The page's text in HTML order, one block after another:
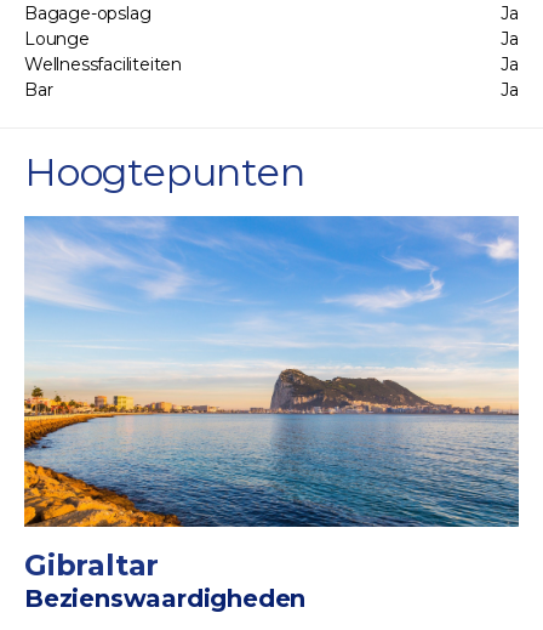
Bagage-opslag
Ja
Lounge
Ja
Wellnessfaciliteiten
Ja
Bar
Ja
Hoogtepunten
Gibraltar
Bezienswaardigheden